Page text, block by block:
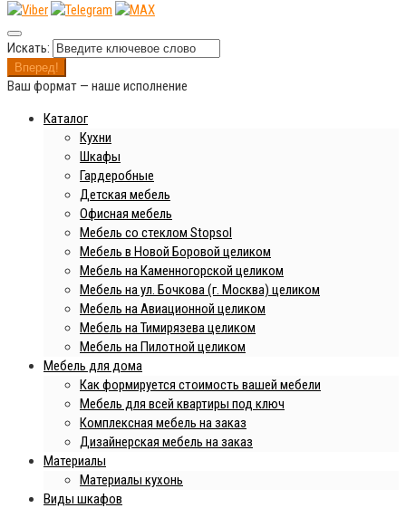
Искать:
Вперед!
Ваш формат — наше исполнение
Каталог
Кухни
Шкафы
Гардеробные
Детская мебель
Офисная мебель
Мебель со стеклом Stopsol
Мебель в Новой Боровой целиком
Мебель на Каменногорской целиком
Мебель на ул. Бочкова (г. Москва) целиком
Мебель на Авиационной целиком
Мебель на Тимирязева целиком
Мебель на Пилотной целиком
Мебель для дома
Как формируется стоимость вашей мебели
Мебель для всей квартиры под ключ
Комплексная мебель на заказ
Дизайнерская мебель на заказ
Материалы
Материалы кухонь
Виды шкафов